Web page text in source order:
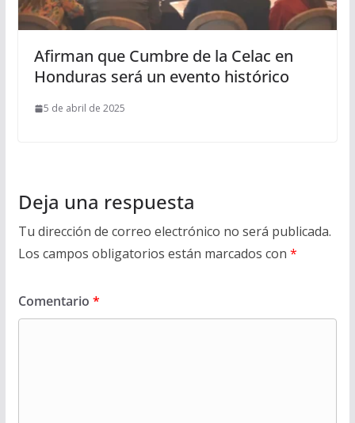
Afirman que Cumbre de la Celac en
Honduras será un evento histórico
5 de abril de 2025
Deja una respuesta
Tu dirección de correo electrónico no será publicada.
Los campos obligatorios están marcados con *
Comentario *